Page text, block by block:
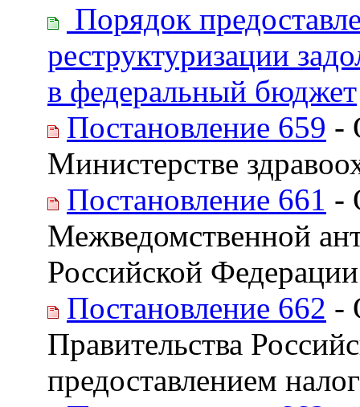
Порядок
реструктуризации
в федеральный бюджет
Постановление 659 -
Министерстве
Постановление 661 -
Межведомственной
Российской Федерации
Постановление 662 -
Правительства
предоставлением